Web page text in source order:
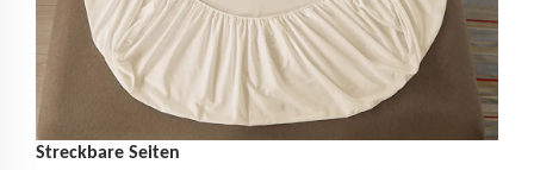
Streckbare Seiten